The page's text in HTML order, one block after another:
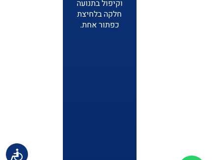
וקיפול בתנועה
חלקה בלחיצת
כפתור אחת.